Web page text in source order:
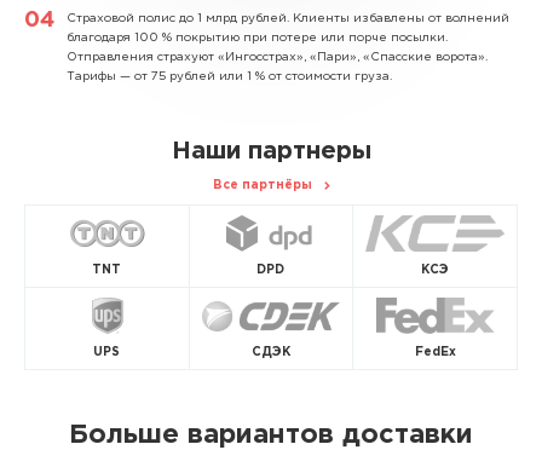
Страховой полис до 1 млрд рублей. Клиенты избавлены от волнений
благодаря 100 % покрытию при потере или порче посылки.
Отправления страхуют «Ингосстрах», «Пари», «Спасские ворота».
Тарифы — от 75 рублей или 1 % от стоимости груза.
Наши партнеры
Все партнёры
TNT DPD КСЭ
UPS СДЭК FedEx
Больше вариантов доставки